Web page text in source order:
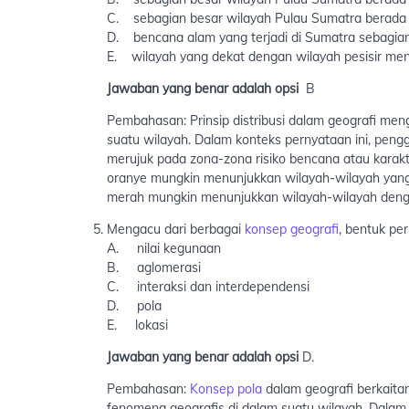
C. sebagian besar wilayah Pulau Sumatra berada
D. bencana alam yang terjadi di Sumatra
E. wilayah yang dekat dengan wilayah pesisir
Jawaban yang benar adalah opsi B
Pembahasan: Prinsip distribusi dalam geografi
suatu wilayah. Dalam konteks pernyataan ini,
merujuk pada zona-zona risiko bencana atau
oranye mungkin menunjukkan wilayah-wilayah
merah mungkin menunjukkan wilayah-wilayah
Mengacu dari berbagai konsep geografi, bentuk
A. nilai kegunaan
B. aglomerasi
C. interaksi dan interdependensi
D. pola
E. lokasi
Jawaban yang benar adalah opsi D.
Pembahasan: Konsep pola dalam geografi